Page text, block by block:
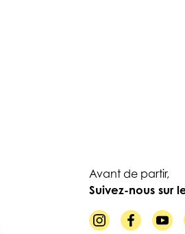
Avant de partir,
Suivez-nous sur